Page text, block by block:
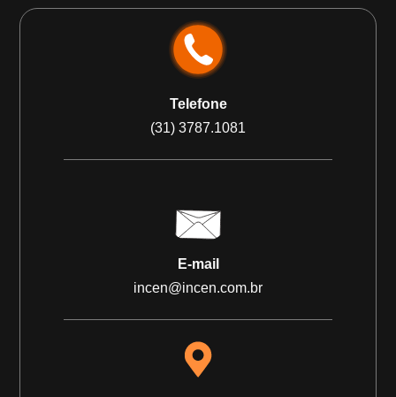
Telefone
(31) 3787.1081
E-mail
incen@incen.com.br